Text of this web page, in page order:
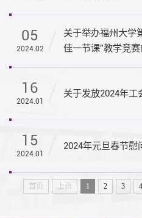
05
2024.02
关于举办福州大学
佳一节课”教学竞
16
2024.01
关于发放2024年工
15
2024.01
2024年元旦春节慰
首页 上页 1 2 3 4